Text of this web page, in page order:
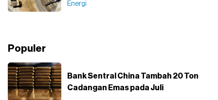
Energi
Populer
Bank Sentral China Tambah 20 Ton
Cadangan Emas pada Juli